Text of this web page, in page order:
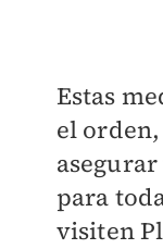
Estas
el
para
visiten